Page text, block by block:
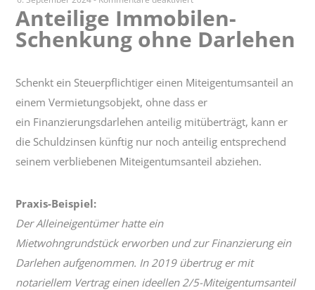
Anteilige
Immobilen-
Schenkung
Darlehen
Anteilige Immobilen-
Schenkung ohne Darlehen
Schenkt ein Steuerpflichtiger einen Miteigentumsanteil an
einem Vermietungsobjekt, ohne dass er
ein Finanzierungsdarlehen anteilig mitüberträgt, kann er
die Schuldzinsen künftig nur noch anteilig entsprechend
seinem verbliebenen Miteigentumsanteil abziehen.
Praxis-Beispiel:
Der Alleineigentümer hatte ein
Mietwohngrundstück erworben und zur Finanzierung ein
Darlehen aufgenommen. In 2019 übertrug er mit
notariellem Vertrag einen ideellen 2/5-Miteigentumsanteil